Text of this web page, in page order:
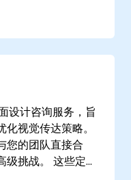
咨询或线下部
桌面环境，无论物
。对于面对面服
场所或我们在的
合到您的业务战略
设计咨询服务，旨
视觉传达策略。
您的团队直接合
挑战。 这些定制